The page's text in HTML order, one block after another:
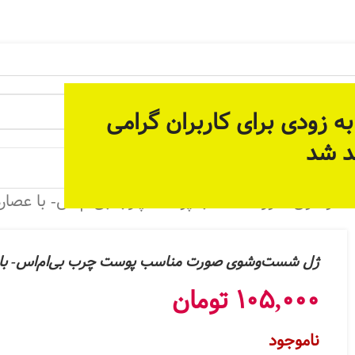
زودی برای کاربران گرامی
شد
صورت مناسب پوست چرب بی‌ام‌اس- با عصاره دراگون فروت-
ژل شست‌وشوی صورت مناسب پوست چرب بی‌ام‌اس- با عصاره دراگون
105,000 تومان
ناموجود